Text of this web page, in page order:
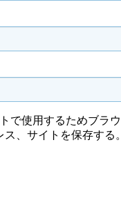
で使用するためブラ
、サイトを保存する。